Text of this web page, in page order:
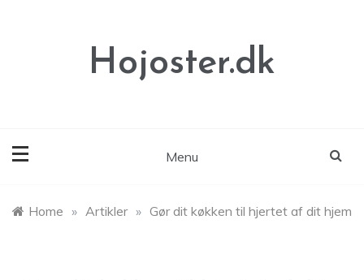
Hojoster.dk
Menu
Home » Artikler » Gør dit køkken til hjertet af dit hjem